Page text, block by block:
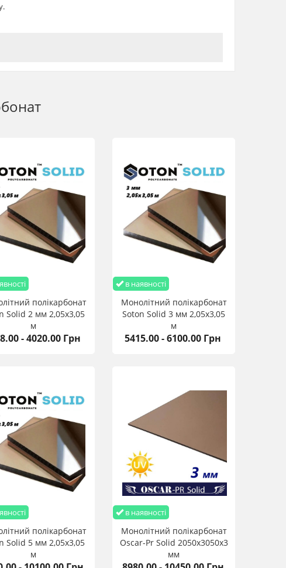
і таким чином забезпечує захист від вандалізму та
випромінювання, що забезпечує чудову
– 570 °С. Підданий дії відкритого вогню, матеріал не
стандартного слюсарного обладнання:
полікарбонат
Solid 2 мм 2,05х3,05
м
- 4020.00 Грн
в наявності
Монолітний полікарбонат
Soton Solid 3 мм 2,05х3,05
м
5415.00 - 6100.00 Грн
полікарбонат
Solid 5 мм 2,05х3,05
м
в наявності
Монолітний полікарбонат
Oscar-Pr Solid 2050х3050х3
мм